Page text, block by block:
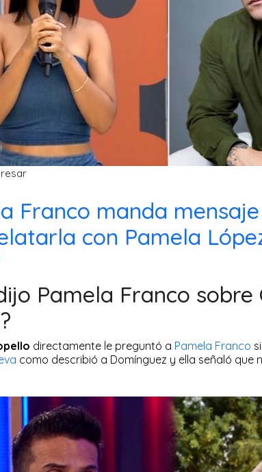
Franco manda
con Pamela
Pamela Franco sobre
directamente le preguntó a Pamela Franco
como describió a Domínguez y ella señaló que